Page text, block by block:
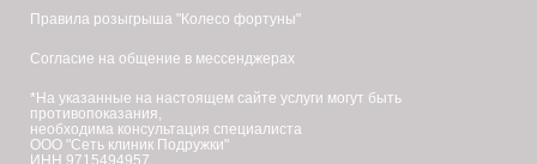
Правила розыгрыша "Колесо фортуны"
Согласие на общение в мессенджерах
*На указанные на настоящем сайте услуги могут быть
противопоказания,
необходима консультация специалиста
ООО "Сеть клиник Подружки"